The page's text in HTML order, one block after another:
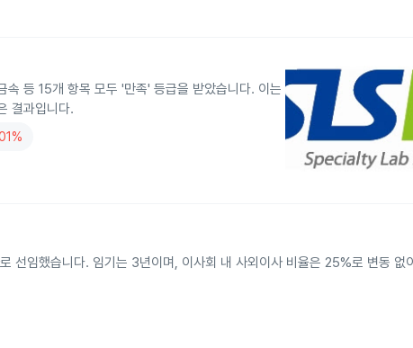
등 15개 항목 모두 '만족' 등급을 받았습니다. 이는
결과입니다.
선임했습니다. 임기는 3년이며, 이사회 내 사외이사 비율은 25%로 변동 없